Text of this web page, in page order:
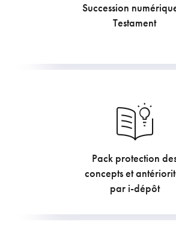
Succession
Testament
60.5€
Pack protection
concepts et
par i-dépôt
211.75€